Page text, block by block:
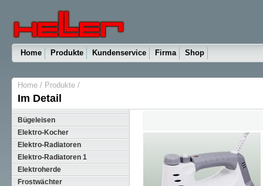
Home Produkte Kundenservice Firma Shop
Home / Produkte /
Im Detail
Bügeleisen
Elektro-Kocher
Elektro-Radiatoren
Elektro-Radiatoren 1
Elektroherde
Frostwächter